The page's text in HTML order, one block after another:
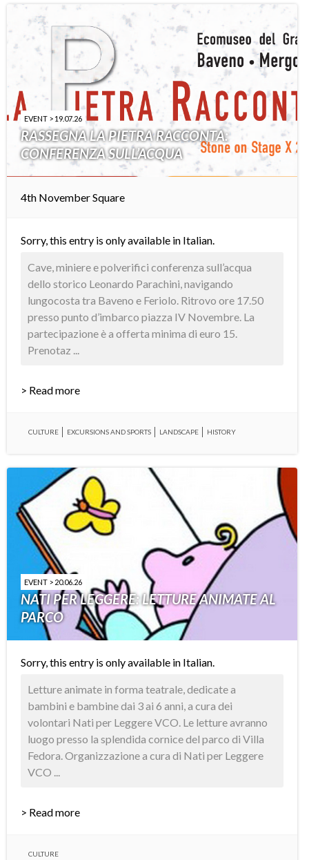
EVENT > 19.07.26
RASSEGNA LA PIETRA RACCONTA:
CONFERENZA SULL’ACQUA
4th November Square
Sorry, this entry is only available in Italian.
Cave, miniere e polverifici conferenza sull’acqua
dello storico Leonardo Parachini, navigando
lungocosta tra Baveno e Feriolo. Ritrovo ore 17.50
presso punto d’imbarco piazza IV Novembre. La
partecipazione è a offerta minima di euro 15.
Prenotaz ...
> Read more
CULTURE EXCURSIONS AND SPORTS LANDSCAPE HISTORY
EVENT > 20.06.26
NATI PER LEGGERE: LETTURE ANIMATE AL
PARCO
Sorry, this entry is only available in Italian.
Letture animate in forma teatrale, dedicate a
bambini e bambine dai 3 ai 6 anni, a cura dei
volontari Nati per Leggere VCO. Le letture avranno
luogo presso la splendida cornice del parco di Villa
Fedora. Organizzazione a cura di Nati per Leggere
VCO ...
> Read more
CULTURE